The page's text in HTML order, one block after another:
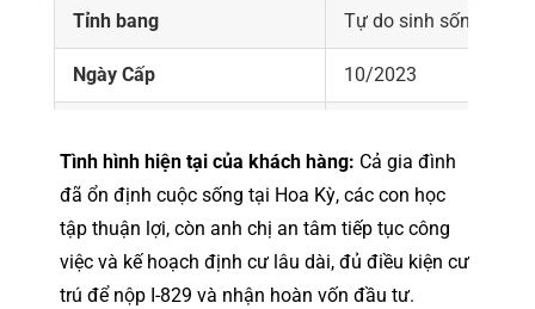
Tỉnh bang Tự do sinh sống các
Ngày Cấp 10/2023
Thời gian xử lý visa định cư 36 tháng
Tình hình hiện tại của khách hàng: Cả gia đình
đã ổn định cuộc sống tại Hoa Kỳ, các con học
tập thuận lợi, còn anh chị an tâm tiếp tục công
việc và kế hoạch định cư lâu dài, đủ điều kiện cư
trú để nộp I-829 và nhận hoàn vốn đầu tư.